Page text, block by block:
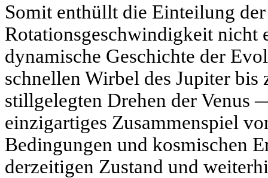
Somit enthüllt die Einteilung
Rotationsgeschwindigkeit nicht
dynamische Geschichte der
schnellen Wirbel des Jupiter bis
stillgelegten Drehen der Venus
einzigartiges Zusammenspiel
Bedingungen und kosmischen
derzeitigen Zustand und